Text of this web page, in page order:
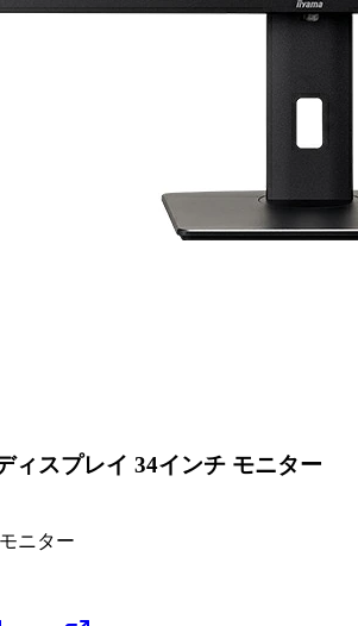
ィスプレイ 34インチ モニター
ニター